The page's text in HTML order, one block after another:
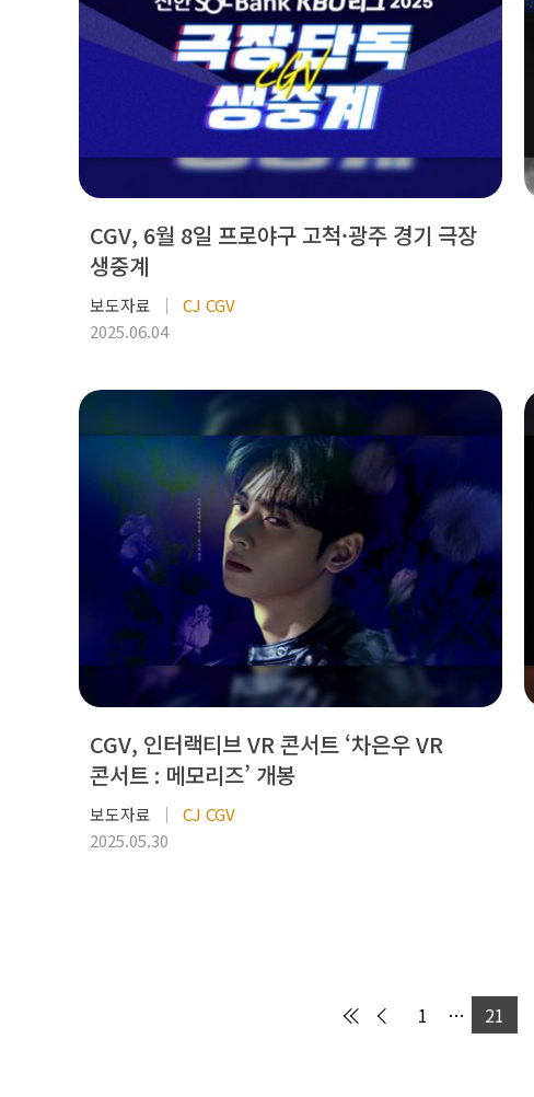
CGV, 6월 8일 프로야구 고척·광주 경기 극장
생중계
보도자료
CJ CGV
2025.06.04
CGV, 인터랙티브 VR 콘서트 ‘차은우 VR
콘서트 : 메모리즈’ 개봉
보도자료
CJ CGV
2025.05.30
1 … 21